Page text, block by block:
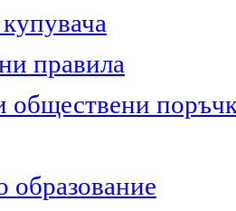
правила
обществени
образование